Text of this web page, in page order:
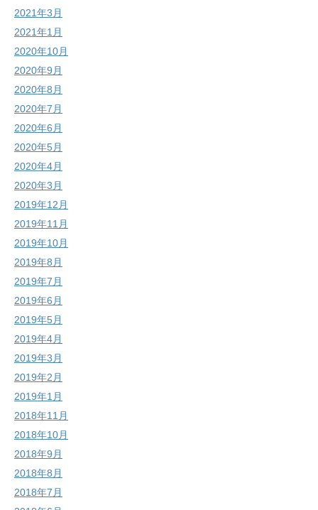
2021年3月
2021年1月
2020年10月
2020年9月
2020年8月
2020年7月
2020年6月
2020年5月
2020年4月
2020年3月
2019年12月
2019年11月
2019年10月
2019年8月
2019年7月
2019年6月
2019年5月
2019年4月
2019年3月
2019年2月
2019年1月
2018年11月
2018年10月
2018年9月
2018年8月
2018年7月